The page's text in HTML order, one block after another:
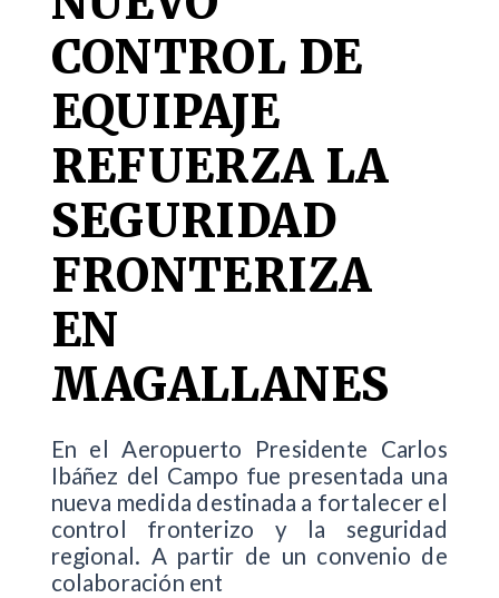
CONTROL DE
EQUIPAJE
REFUERZA LA
SEGURIDAD
FRONTERIZA
EN
MAGALLANES
En el Aeropuerto Presidente Carlos
Ibáñez del Campo fue presentada una
nueva medida destinada a fortalecer el
control fronterizo y la seguridad
regional. A partir de un convenio de
colaboración ent